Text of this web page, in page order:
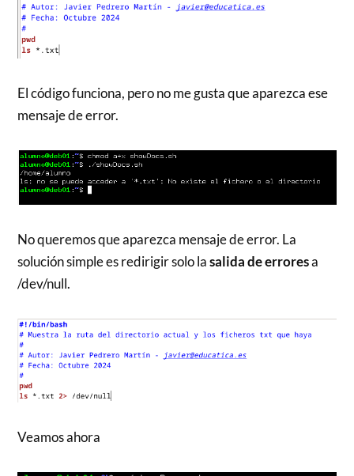
El código funciona, pero no me gusta que aparezca ese
mensaje de error.
No queremos que aparezca mensaje de error. La
solución simple es redirigir solo lasalida de erroresa
/dev/null.
Veamos ahora